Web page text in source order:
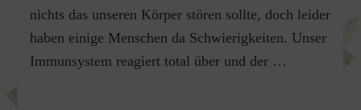
nichts das unseren Körper stören sollte, doch leider
haben einige Menschen da Schwierigkeiten. Unser
Immunsystem reagiert total über und der …